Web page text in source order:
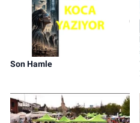
Son Hamle